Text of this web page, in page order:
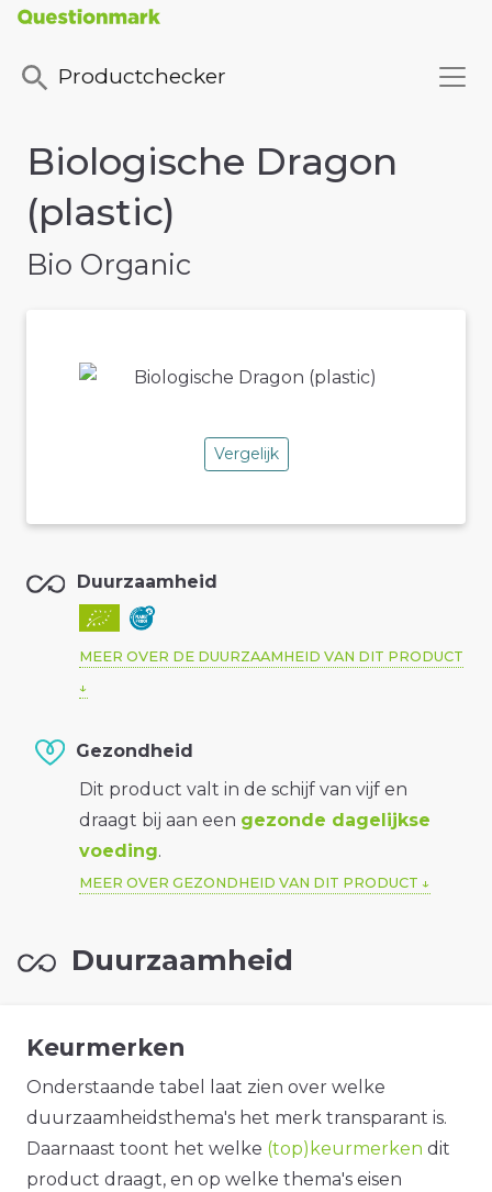
Productchecker
Biologische Dragon
(plastic)
Bio Organic
Vergelijk
Duurzaamheid
MEER OVER DE DUURZAAMHEID VAN DIT PRODUCT
Gezondheid
Dit product valt in de schijf van vijf en
draagt bij aan een gezonde dagelijkse
voeding.
MEER OVER GEZONDHEID VAN DIT PRODUCT
Duurzaamheid
Keurmerken
Onderstaande tabel laat zien over welke
duurzaamheidsthema's het merk transparant is.
Daarnaast toont het welke (top)keurmerken dit
product draagt, en op welke thema's eisen